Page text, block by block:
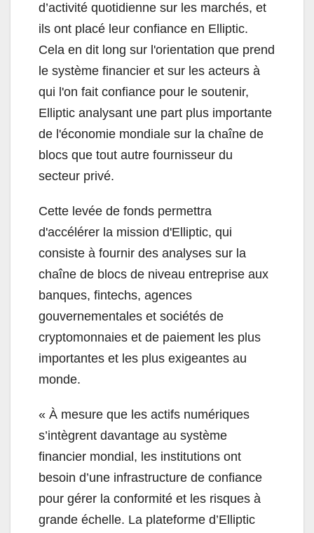
d’activité quotidienne sur les marchés, et
ils ont placé leur confiance en Elliptic.
Cela en dit long sur l'orientation que prend
le système financier et sur les acteurs à
qui l'on fait confiance pour le soutenir,
Elliptic analysant une part plus importante
de l'économie mondiale sur la chaîne de
blocs que tout autre fournisseur du
secteur privé.
Cette levée de fonds permettra
d'accélérer la mission d'Elliptic, qui
consiste à fournir des analyses sur la
chaîne de blocs de niveau entreprise aux
banques, fintechs, agences
gouvernementales et sociétés de
cryptomonnaies et de paiement les plus
importantes et les plus exigeantes au
monde.
« À mesure que les actifs numériques
s’intègrent davantage au système
financier mondial, les institutions ont
besoin d’une infrastructure de confiance
pour gérer la conformité et les risques à
grande échelle. La plateforme d’Elliptic